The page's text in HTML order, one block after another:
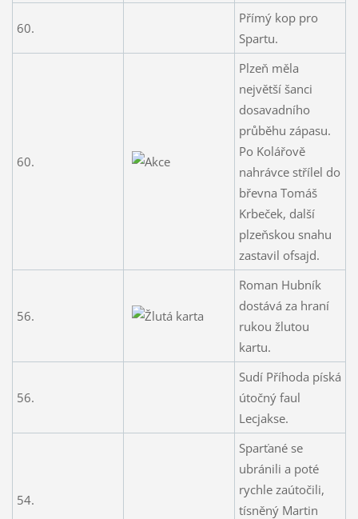
60.
Přímý kop pro
Spartu.
60.
Plzeň měla
největší šanci
dosavadního
průběhu zápasu.
Po Kolářově
nahrávce střílel do
břevna Tomáš
Krbeček, další
plzeňskou snahu
zastavil ofsajd.
56.
Roman Hubník
dostává za hraní
rukou žlutou
kartu.
56.
Sudí Příhoda píská
útočný faul
Lecjakse.
54.
Sparťané se
ubránili a poté
rychle zaútočili,
tísněný Martin